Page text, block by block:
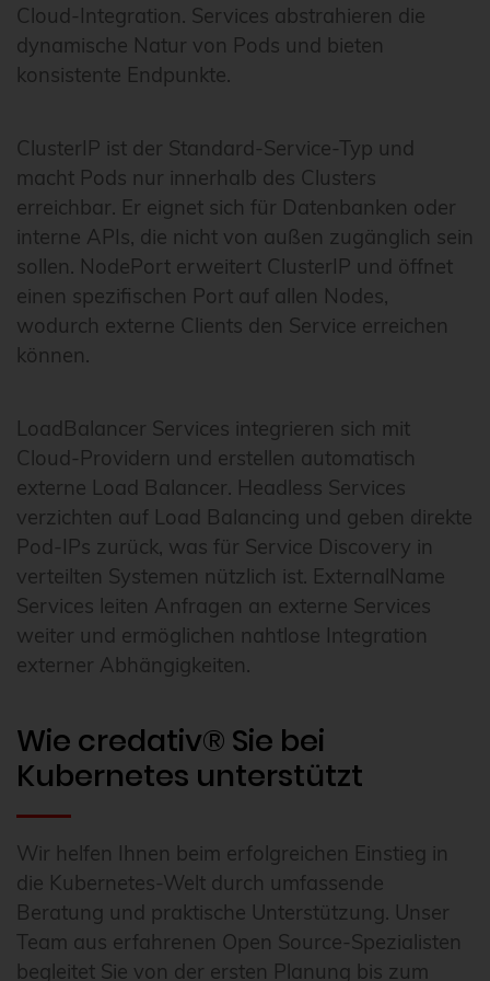
Cloud-Integration. Services abstrahieren die
dynamische Natur von Pods und bieten
konsistente Endpunkte.
ClusterIP ist der Standard-Service-Typ und
macht Pods nur innerhalb des Clusters
erreichbar. Er eignet sich für Datenbanken oder
interne APIs, die nicht von außen zugänglich sein
sollen. NodePort erweitert ClusterIP und öffnet
einen spezifischen Port auf allen Nodes,
wodurch externe Clients den Service erreichen
können.
LoadBalancer Services integrieren sich mit
Cloud-Providern und erstellen automatisch
externe Load Balancer. Headless Services
verzichten auf Load Balancing und geben direkte
Pod-IPs zurück, was für Service Discovery in
verteilten Systemen nützlich ist. ExternalName
Services leiten Anfragen an externe Services
weiter und ermöglichen nahtlose Integration
externer Abhängigkeiten.
Wie credativ® Sie bei
Kubernetes unterstützt
Wir helfen Ihnen beim erfolgreichen Einstieg in
die Kubernetes-Welt durch umfassende
Beratung und praktische Unterstützung. Unser
Team aus erfahrenen Open Source-Spezialisten
begleitet Sie von der ersten Planung bis zum